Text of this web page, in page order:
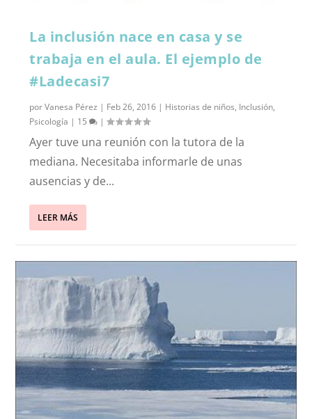
La inclusión nace en casa y se
trabaja en el aula. El ejemplo de
#Ladecasi7
porVanesa Pérez | Feb 26, 2016 | Historias de niños, Inclusión,
Psicología | 15 |
Ayer tuve una reunión con la tutora de la
mediana. Necesitaba informarle de unas
ausencias y de...
LEER MÁS